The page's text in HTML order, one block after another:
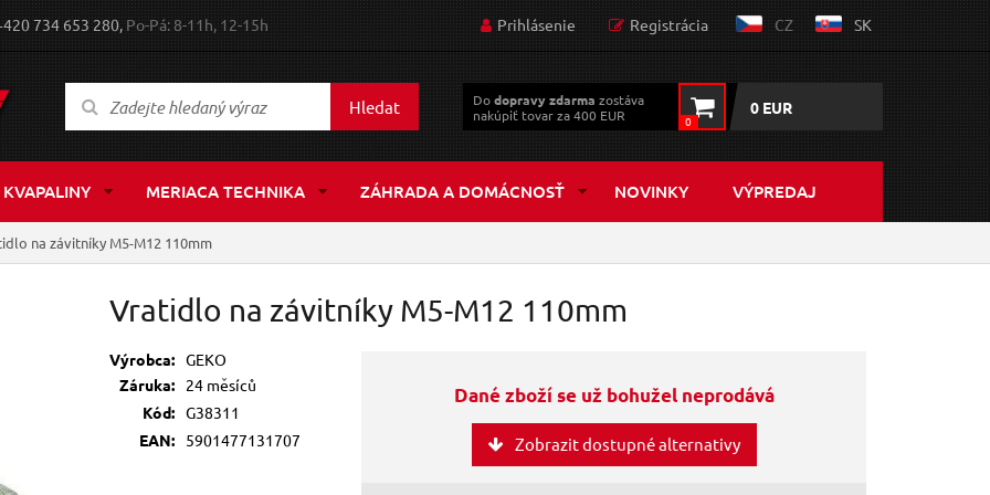
734 653 280, Po-Pá: 8-11h, 12-15h Prihlásenie Registrácia CZ SK
Hledat Dodopravy zdarma zostáva
nakúpiť tovar za 400 EUR
0
0 EUR
MERIACA TECHNIKA ZÁHRADA A DOMÁCNOSŤ NOVINKY VÝPREDAJ
na závitníky M5-M12 110mm
Vratidlo na závitníky M5-M12 110mm
Výrobca: GEKO
Záruka:
24 měsíců
Kód: G38311
EAN:
5901477131707
Dané zboží se už bohužel neprodává
Zobrazit dostupné alternativy